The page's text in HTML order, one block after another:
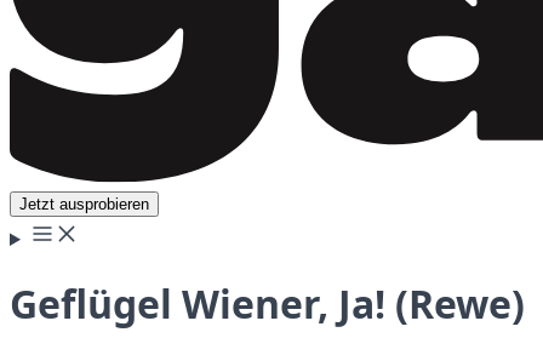
Jetzt ausprobieren
Geflügel Wiener, Ja! (Rewe)